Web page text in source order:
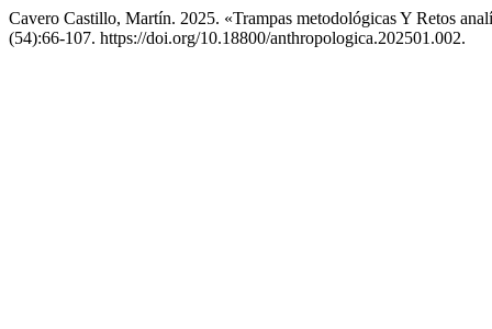
Cavero Castillo, Martín. 2025. «Trampas metodológicas Y Retos
(54):66-107. https://doi.org/10.18800/anthropologica.202501.002.